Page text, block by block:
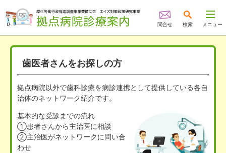
問合せ 検索 メニュー
歯医者さんをお探しの方
拠点病院以外で歯科診療を病診連携として提供している各自
治体のネットワーク紹介です。
基本的な受診までの流れ
①患者さんから主治医に相談
②主治医がネットワークに問い合
わせ